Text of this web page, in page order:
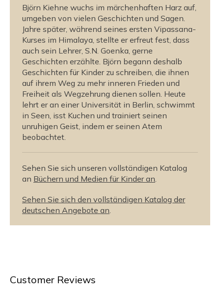
Björn Kiehne wuchs im märchenhaften Harz auf,
umgeben von vielen Geschichten und Sagen.
Jahre später, während seines ersten Vipassana-
Kurses im Himalaya, stellte er erfreut fest, dass
auch sein Lehrer, S.N. Goenka, gerne
Geschichten erzählte. Björn begann deshalb
Geschichten für Kinder zu schreiben, die ihnen
auf ihrem Weg zu mehr inneren Frieden und
Freiheit als Wegzehrung dienen sollen. Heute
lehrt er an einer Universität in Berlin, schwimmt
in Seen, isst Kuchen und trainiert seinen
unruhigen Geist, indem er seinen Atem
beobachtet.
Sehen Sie sich unseren vollständigen Katalog
an Büchern und Medien für Kinder an
Sehen Sie sich den vollständigen Katalog der
deutschen Angebote an
Customer Reviews